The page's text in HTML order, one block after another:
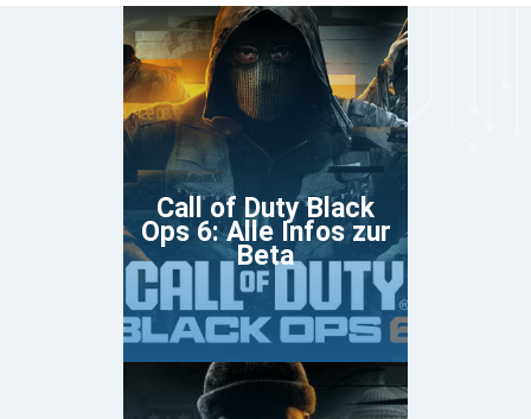
Call of Duty Black
Ops 6: Alle Infos zur
Beta